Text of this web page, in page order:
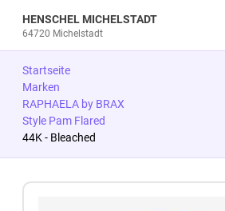
HENSCHEL MICHELSTADT
64720 Michelstadt
Startseite
Marken
RAPHAELA by BRAX
Style Pam Flared
44K - Bleached